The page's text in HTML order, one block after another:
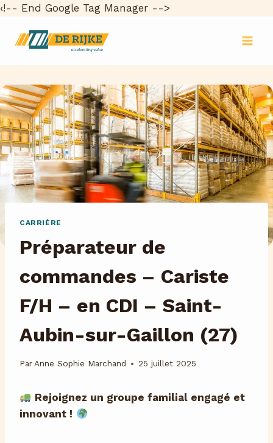
‹!-- End Google Tag Manager -->
CARRIÈRE
Préparateur de
commandes – Cariste
F/H – en CDI – Saint-
Aubin-sur-Gaillon (27)
Par Anne Sophie Marchand 25 juillet 2025
Rejoignez un groupe familial engagé et
innovant !